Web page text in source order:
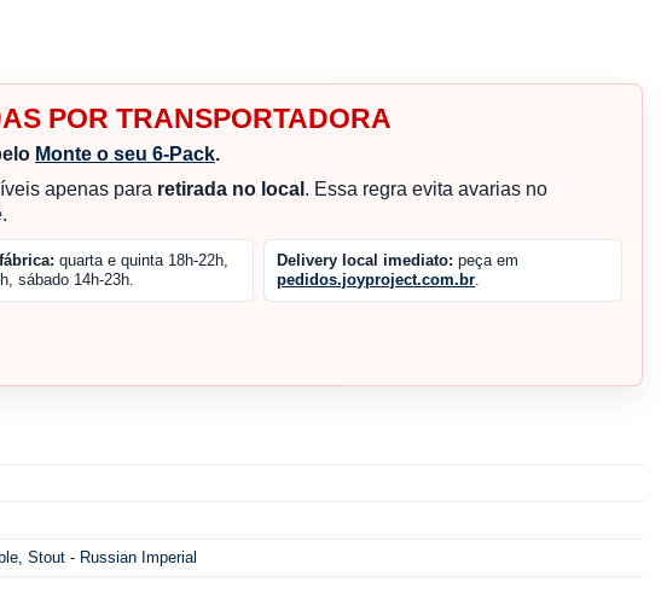
POR TRANSPORTADORA
Monte o seu 6-Pack.
apenas para retirada no local . Essa regra evita avarias no
quarta e quinta 18h-22h,
sábado 14h-23h.
Delivery local imediato: peça em
pedidos.joyproject.com.br
Stout - Russian Imperial